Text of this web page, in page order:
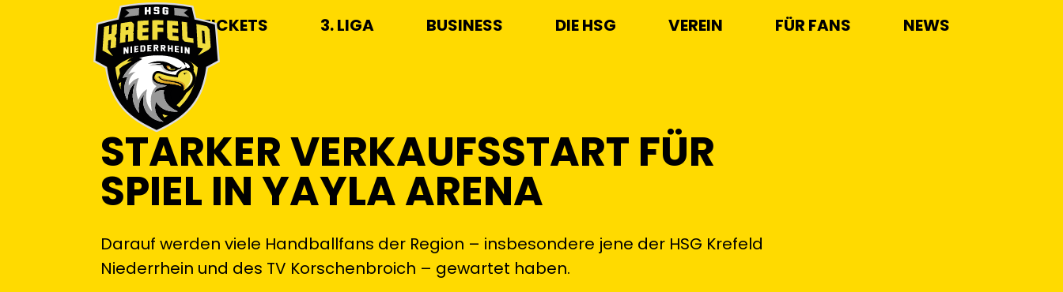
TICKETS 3. LIGA BUSINESS DIE HSG VEREIN FÜR FANS NEWS
STARKER VERKAUFSSTART FÜR
SPIEL IN YAYLA ARENA
Darauf werden viele Handballfans der Region – insbesondere jene der HSG Krefeld
Niederrhein und des TV Korschenbroich – gewartet haben.